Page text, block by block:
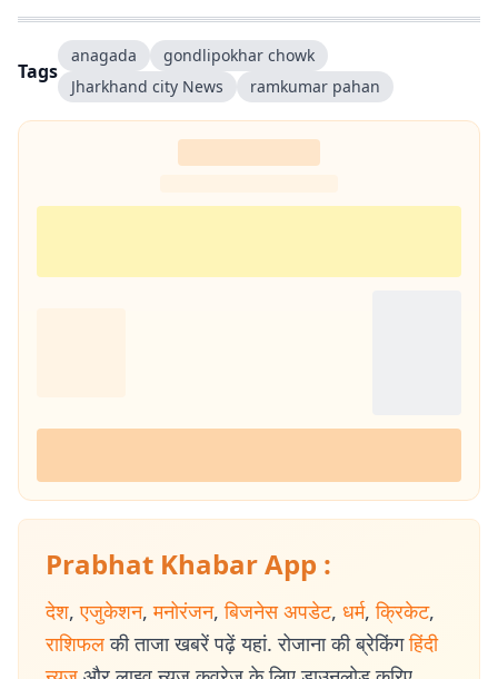
Tags
anagada
gondlipokhar chowk
Jharkhand city News
ramkumar pahan
Prabhat Khabar App :
देश, एजुकेशन, मनोरंजन, बिजनेस अपडेट, धर्म, क्रिकेट,
राशिफल की ताजा खबरें पढ़ें यहां. रोजाना की ब्रेकिंग हिंदी